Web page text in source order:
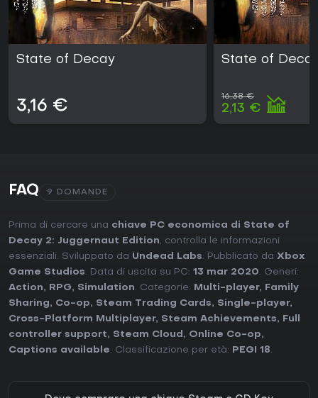
State of Decay
3,16 €
State of
16,38 €
2,13 €
FAQ 9 DOMANDE
Prima di cercare una chiave PC economica di State of
Decay 2: Juggernaut Edition, controlla le informazioni
essenziali. Sviluppato da Undead Labs. Pubblicato da Xbox
Game Studios. Data di uscita su PC: 13 mar 2020. Generi:
Action, RPG, Simulation. Categorie: Multi-player,
Family
Sharing, Co-op, Steam Trading Cards, Single-player,
Cross-Platform Multiplayer, Steam Achievements,
Full
controller support, Steam Cloud , Online Co-op,
Captions available. Classificazione per età: PEGI 18.